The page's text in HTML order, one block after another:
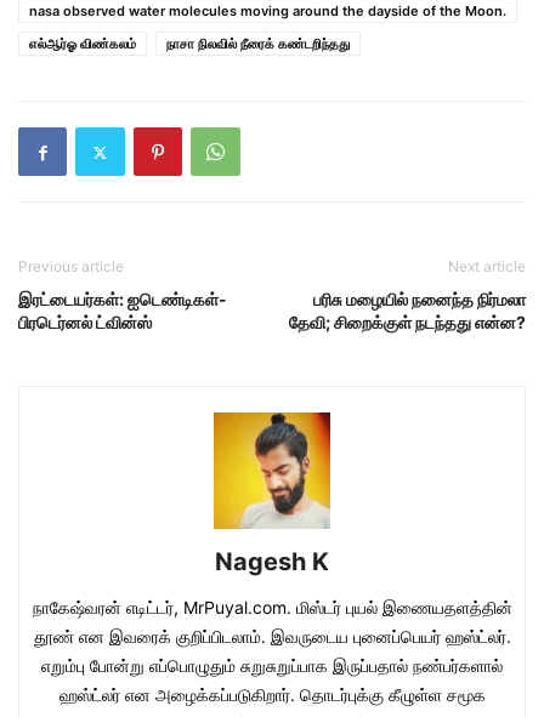
nasa observed water molecules moving around the dayside of the Moon.
எல்‌ஆர்‌ஓ விண்கலம்
நாசா நிலவில் நீரைக் கண்டறிந்தது
Previous article
இரட்டையர்கள்: ஐடெண்டிகள்-
பிரடெர்னல் ட்வின்ஸ்
Next article
பரிசு மழையில் நனைந்த நிர்மலா
தேவி; சிறைக்குள் நடந்தது என்ன?
Nagesh K
நாகேஷ்வரன் எடிட்டர், MrPuyal.com. மிஸ்டர் புயல் இணையதளத்தின்
தூண் என இவரைக் குறிப்பிடலாம். இவருடைய புனைப்பெயர் ஹஸ்ட்லர்.
எறும்பு போன்று எப்பொழுதும் சுறுசுறுப்பாக இருப்பதால் நண்பர்களால்
ஹஸ்ட்லர் என அழைக்கப்படுகிறார். தொடர்புக்கு கீழுள்ள சமூக